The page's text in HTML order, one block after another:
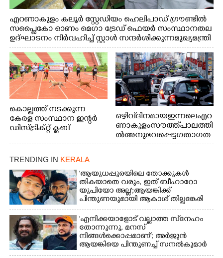
എറണാകുളം കലൂർ സ്റ്റേഡിയം ഹെലിപാഡ് ഗ്രൗണ്ടിൽ
സപ്ളൈകോ ഓണം മെഗാ ട്രേഡ് ഫെയർ സംസ്ഥാനതല
ഉദ്ഘാടനം നിർവഹിച്ച് സ്റ്റാൾ സന്ദർശിക്കുന്ന മുഖ്യമന്ത്രി
വി.ഡി. സതീശൻ. മന്ത്രി അനൂപ് ജേക്കബ് സമീപം
കൊല്ലത്ത് നടക്കുന്ന
കേരള സംസ്ഥാന ഇന്റർ
ഡിസ്ട്രിക്റ്റ് ക്ലബ്
ചാമ്പ്യൻഷിപ്പിൽ അണ്ടർ
20 ആൺകുട്ടികളുടെ 200
മത്സരത്തിനിടെ സിന്തറ്റിക്
ട്രാക്കിന് കുറുകെ ഓടുന്ന
നായകൾ.
ഒഴിവ് ദിനമായ ഇന്നലെ എറ
ണാകുളം സൗത്ത് പാലത്തി
ൽ അനുഭവപ്പെട്ട ഗതാഗത
ക്കുരുക്ക്
TRENDING IN KERALA
'ആയുധപ്പുരയിലെ തോക്കുകൾ
തികയാതെ വരും, ഇത് ബീഹാറോ
യുപിയോ അല്ല';ആയങ്കിക്ക്
പിന്തുണയുമായി ആകാശ് തില്ലങ്കേരി
'എനിക്കയാളോട് വല്ലാത്ത സ്‌നേഹം
തോന്നുന്നു, മനസ്
നിങ്ങൾക്കൊപ്പമാണ്'; അർജുൻ
ആയങ്കിയെ പിന്തുണച്ച് സനൽകുമാർ